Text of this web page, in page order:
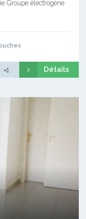
Groupe électrogène
Détails